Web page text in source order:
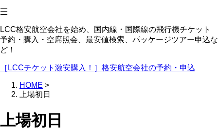
LCC格安航空会社を始め、国内線・国際線の飛行機チケット
予約・購入・空席照会、最安値検索、パッケージツアー申込な
ど！
［LCCチケット激安購入！］格安航空会社の予約・申込
HOME >
上場初日
上場初日